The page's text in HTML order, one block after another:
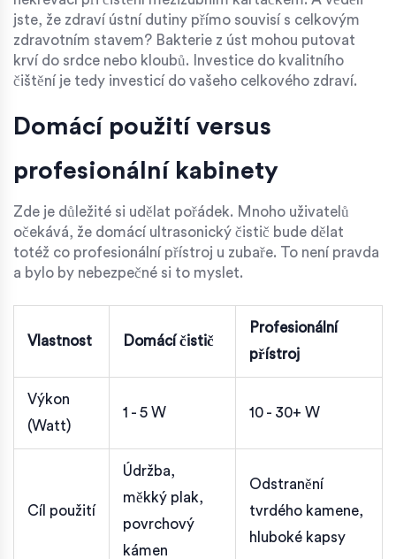
jste, že zdraví ústní dutiny přímo souvisí s celkovým
zdravotním stavem? Bakterie z úst mohou putovat
krví do srdce nebo kloubů. Investice do kvalitního
čištění je tedy investicí do vašeho celkového zdraví.
Domácí použití versus
profesionální kabinety
Zde je důležité si udělat pořádek. Mnoho uživatelů
očekává, že domácí ultrasonický čistič bude dělat
totéž co profesionální přístroj u zubaře. To není pravda
a bylo by nebezpečné si to myslet.
Vlastnost Domácí čistič
Profesionální
přístroj
Výkon
(Watt)
1 - 5 W 10 - 30+ W
Cíl použití
Údržba,
měkký plak,
povrchový
kámen
Odstranění
tvrdého kamene,
hluboké kapsy